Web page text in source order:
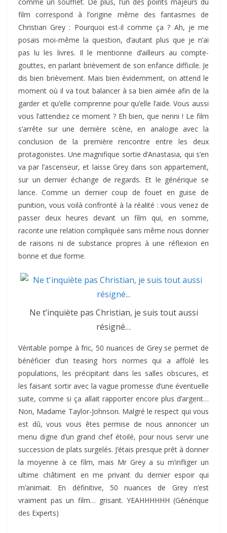
film correspond à l’origine même des fantasmes de
Christian Grey : Pourquoi est-il comme ça ? Ah, je me
posais moi-même la question, d’autant plus que je n’ai
pas lu les livres. Il le mentionne d’ailleurs au compte-
gouttes, en parlant brièvement de son enfance difficile. Je
dis bien brièvement. Mais bien évidemment, on attend le
moment où il va tout balancer à sa bien aimée afin de la
garder et qu’elle comprenne pour qu’elle l’aide. Vous aussi
vous l’attendiez ce moment ? Eh bien, que nenni ! Le film
s’arrête sur une dernière scène, en analogie avec la
conclusion de la première rencontre entre les deux
protagonistes. Une magnifique sortie d’Anastasia, qui s’en
va par l’ascenseur, et laisse Grey dans son appartement,
sur un dernier échange de regards. Et le générique se
lance. Comme un dernier coup de fouet en guise de
punition, vous voilà confronté à la réalité : vous venez de
passer deux heures devant un film qui, en somme,
raconte une relation compliquée sans même nous donner
de raisons ni de substance propres à une réflexion en
bonne et due forme.
Ne t’inquiète pas Christian, je suis tout aussi
résigné…
Véritable pompe à fric, 50 nuances de Grey se permet de
bénéficier d’un teasing hors normes qui a affolé les
populations, les précipitant dans les salles obscures, et
les faisant sortir avec la vague promesse d’une éventuelle
suite, comme si ça allait rapporter encore plus d’argent…
Non, Madame Taylor-Johnson. Malgré le respect qui vous
est dû, vous vous êtes permise de nous annoncer un
menu digne d’un grand chef étoilé, pour nous servir une
succession de plats surgelés. J’étais presque prêt à donner
la moyenne à ce film, mais Mr Grey a su m’infliger un
ultime châtiment en me privant du dernier espoir qui
m’animait. En définitive, 50 nuances de Grey n’est
vraiment pas un film… grisant. YEAHHHHHH (Générique
des Experts)